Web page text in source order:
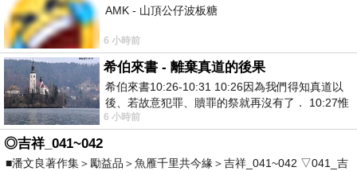
AMK - 山頂公仔波板糖
6 小時前
希伯來書 - 離棄真道的後果
希伯來書10:26-10:31 10:26因為我們得知真道以
後、若故意犯罪、贖罪的祭就再沒有了． 10:27惟
有戰懼等候審判和那燒滅眾敵人的烈火
6 小時前
◎吉祥_041~042
■潘文良著作集＞勵益品＞魚雁千里共今緣＞吉祥_041~042 ▽041_吉